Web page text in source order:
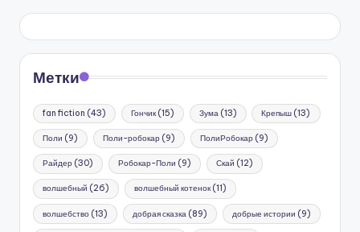
Метки
fan fiction (43) Гончик(15) Зума(13) Крепыш (13)
Поли (9) Поли-робокар (9) ПолиРобокар (9)
Райдер (30) Робокар-Поли (9) Скай (12)
волшебный (26) волшебный котенок(11)
волшебство (13) добрая сказка(89) добрые истории (9)